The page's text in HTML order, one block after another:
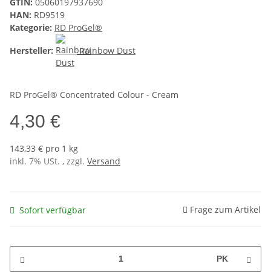
HAN: RD9519
Kategorie: RD ProGel®
Hersteller:
Rainbow Dust
RD ProGel® Concentrated Colour - Cream
4,30 €
143,33 € pro 1 kg
inkl. 7% USt. , zzgl. Versand
Sofort verfügbar Frage zum Artikel
PK